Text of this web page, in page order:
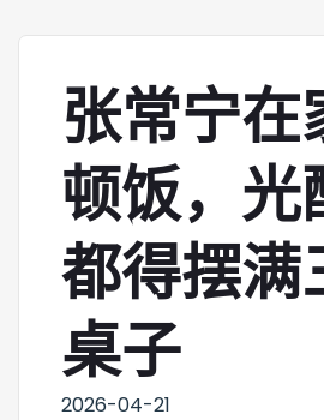
张常宁在
顿饭，光
都得摆满
桌子
2026-04-21